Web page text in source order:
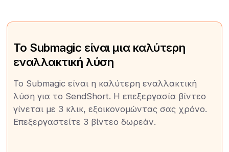
Το Submagic είναι μια καλύτερη
εναλλακτική λύση
Το Submagic είναι η καλύτερη εναλλακτική
λύση για το SendShort. Η επεξεργασία βίντεο
γίνεται με 3 κλικ, εξοικονομώντας σας χρόνο.
Επεξεργαστείτε 3 βίντεο δωρεάν.